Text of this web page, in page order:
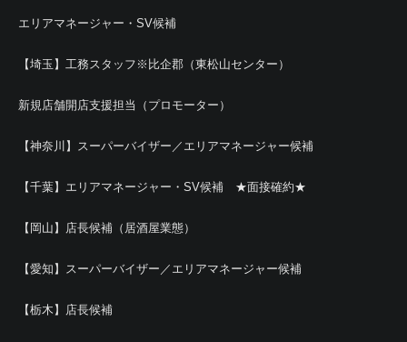
エリアマネージャー・SV候補
【埼玉】工務スタッフ※比企郡（東松山センター）
新規店舗開店支援担当（プロモーター）
【神奈川】スーパーバイザー／エリアマネージャー候補
【千葉】エリアマネージャー・SV候補 ★面接確約★
【岡山】店長候補（居酒屋業態）
【愛知】スーパーバイザー／エリアマネージャー候補
【栃木】店長候補